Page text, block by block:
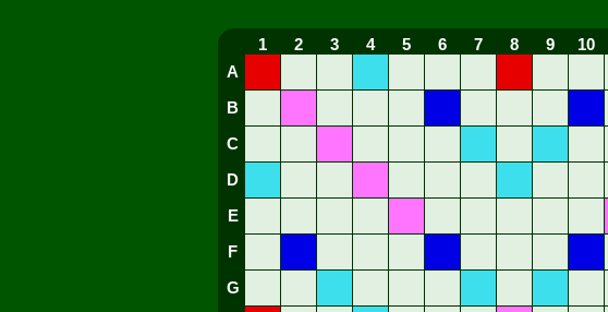
1 2 3 4 5 6 7 8 9 10
A
B
C
D
E
F
G